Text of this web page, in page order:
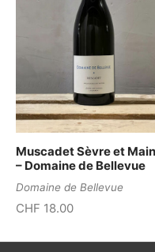
Muscadet Sèvre et
– Domaine de Bellevue
Domaine de Bellevue
CHF 18.00